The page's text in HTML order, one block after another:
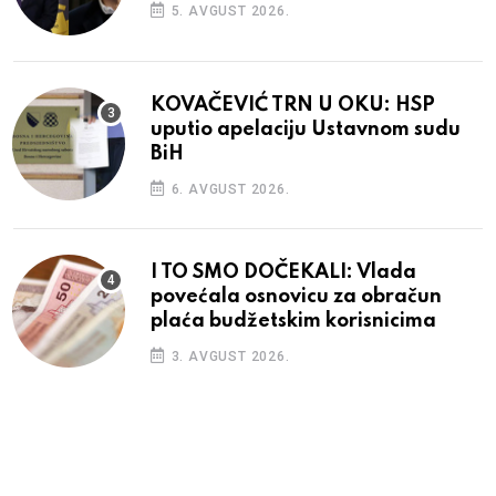
5. AVGUST 2026.
KOVAČEVIĆ TRN U OKU: HSP
uputio apelaciju Ustavnom sudu
BiH
6. AVGUST 2026.
I TO SMO DOČEKALI: Vlada
povećala osnovicu za obračun
plaća budžetskim korisnicima
3. AVGUST 2026.